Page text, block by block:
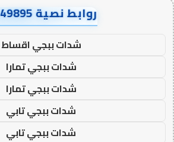
روابط نصية AA49895
شدات ببجي اقساط
شدات ببجي تمارا
شدات ببجي تمارا
شدات ببجي تابي
شدات ببجي تابي